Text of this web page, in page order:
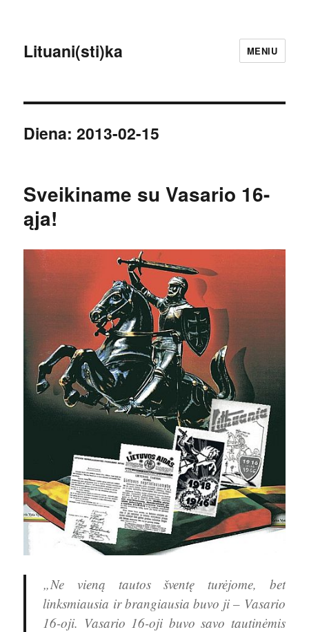
Lituani(sti)ka MENIU
Diena:2013-02-15
Sveikiname su Vasario 16-
ąja!
„Ne vieną tautos šventę turėjome, bet
linksmiausia ir brangiausia buvo ji – Vasario
16-oji. Vasario 16-oji buvo savo tautinėmis